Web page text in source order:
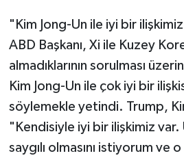
"Kim Jong-Un ile iyi bir
ABD Başkanı, Xi ile Kuzey
almadıklarının sorulması
Kim Jong-Un ile çok iyi bir
söylemekle yetindi. Trump,
"Kendisiyle iyi bir ilişkimiz var.
saygılı olmasını istiyorum ve